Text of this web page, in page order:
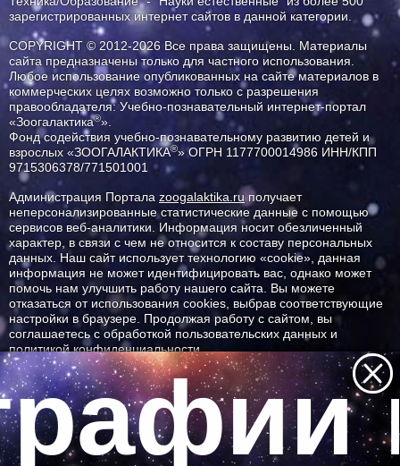
зарегистрированных интернет сайтов в данной категории.
COPYRIGHT © 2012-2026 Все права защищены. Материалы
сайта предназначены только для частного использования.
Любое использование опубликованных на сайте материалов в
коммерческих целях возможно только с разрешения
правообладателя: Учебно-познавательный интернет-портал
«Зоогалактика®».
Фонд содействия учебно-познавательному развитию детей и
взрослых «ЗООГАЛАКТИКА®» ОГРН 1177700014986 ИНН/КПП
9715306378/771501001
Администрация Портала zoogalaktika.ruполучает
неперсонализированные статистические данные с помощью
сервисов веб-аналитики. Информация носит обезличенный
характер, в связи с чем не относится к составу персональных
данных. Наш сайт использует технологию «cookie», данная
информация не может идентифицировать вас, однако может
помочь нам улучшить работу нашего сайта. Вы можете
отказаться от использования cookies, выбрав соответствующие
настройки в браузере. Продолжая работу с сайтом, вы
соглашаетесь с обработкой пользовательских данных и
политикой конфиденциальности.
ID ресурса: 7163